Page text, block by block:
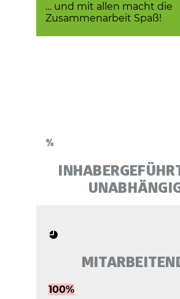
… und mit allen macht die
Zusammenarbeit Spaß!
%
100%